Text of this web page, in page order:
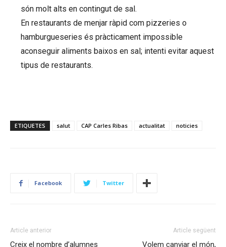
són molt alts en contingut de sal.
En restaurants de menjar ràpid com pizzeries o
hamburgueseries és pràcticament impossible
aconseguir aliments baixos en sal; intenti evitar aquest
tipus de restaurants.
ETIQUETES salut CAP Carles Ribas actualitat noticies
Facebook Twitter
Article anterior
Creix el nombre d’alumnes
Article següent
Volem canviar el món,